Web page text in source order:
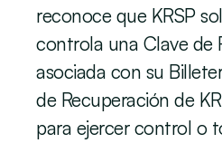
reconoce que KRSP
controla una Clave de
asociada con su
de Recuperación de
para ejercer control o